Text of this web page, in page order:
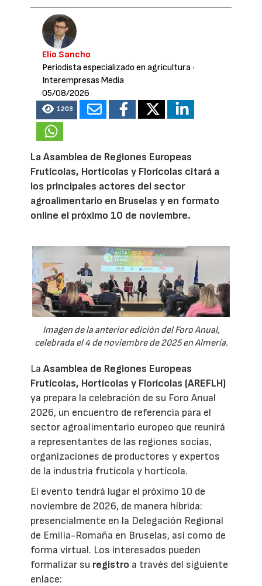
Elio Sancho
Periodista especializado en agricultura·
Interempresas Media
05/08/2026
1203
La Asamblea de Regiones Europeas
Frutícolas, Hortícolas y Florícolas citará a
los principales actores del sector
agroalimentario en Bruselas y en formato
online el próximo 10 de noviembre.
Imagen de la anterior edición del Foro Anual,
celebrada el 4 de noviembre de 2025 en Almería.
LaAsamblea de Regiones Europeas
Frutícolas, Hortícolas y Florícolas (AREFLH)
ya prepara la celebración de su Foro Anual
2026, un encuentro de referencia para el
sector agroalimentario europeo que reunirá
a representantes de las regiones socias,
organizaciones de productores y expertos
de la industria frutícola y hortícola.
El evento tendrá lugar el próximo 10 de
noviembre de 2026, de manera híbrida:
presencialmente en la Delegación Regional
de Emilia-Romaña en Bruselas, así como de
forma virtual. Los interesados pueden
formalizar su registro a través del siguiente
enlace: